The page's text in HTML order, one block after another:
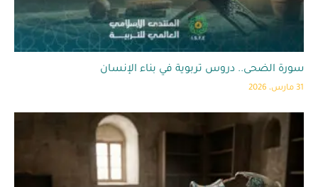
سورة الضحى.. دروس تربوية في بناء الإنسان
31 مارس، 2026